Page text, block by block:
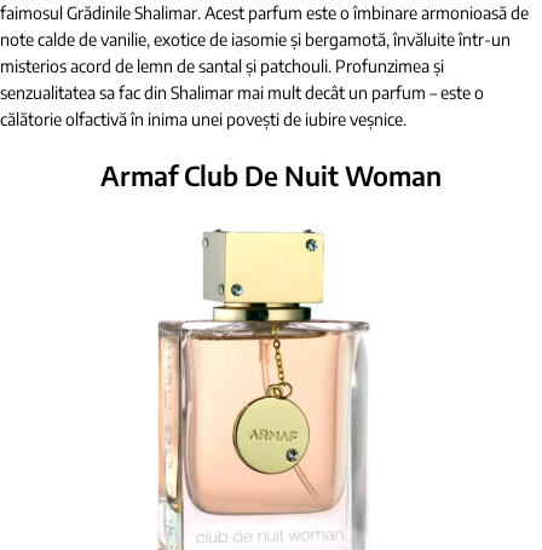
faimosul Grădinile Shalimar. Acest parfum este o îmbinare armonioasă de
note calde de vanilie, exotice de iasomie și bergamotă, învăluite într-un
misterios acord de lemn de santal și patchouli. Profunzimea și
senzualitatea sa fac din Shalimar mai mult decât un parfum – este o
călătorie olfactivă în inima unei povești de iubire veșnice.
Armaf Club De Nuit Woman